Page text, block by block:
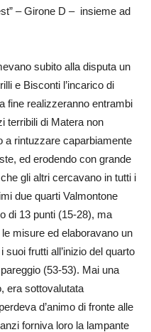
– Girone D – insieme ad
subito alla disputa un
e Bisconti l’incarico di
fine realizzeranno entrambi
terribili di Matera non
a rintuzzare caparbiamente
ed erodendo con grande
gli altri cercavano in tutti i
due quarti Valmontone
di 13 punti (15-28), ma
misure ed elaboravano un
frutti all’inizio del quarto
(53-53). Mai una
era sottovalutata
d’animo di fronte alle
forniva loro la lampante